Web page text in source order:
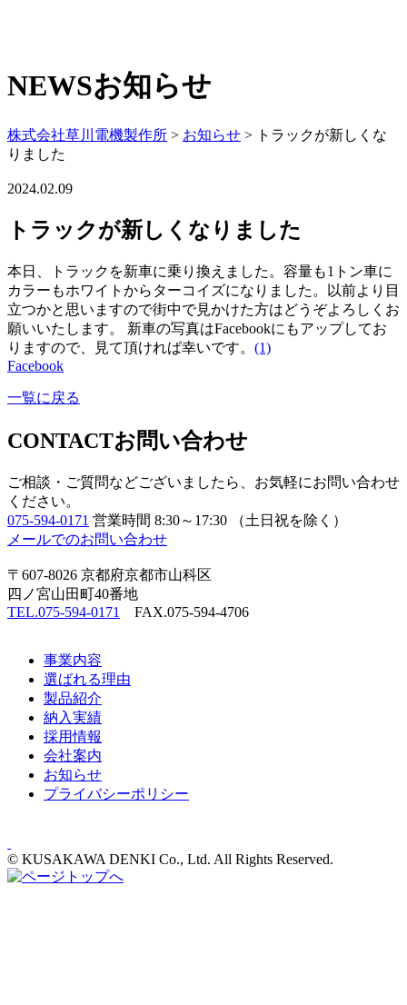
NEWSお知らせ
株式会社草川電機製作所 > お知らせ > トラックが新しくな
りました
2024.02.09
トラックが新しくなりました
本日、トラックを新車に乗り換えました。容量も1トン車に
カラーもホワイトからターコイズになりました。以前より目
立つかと思いますので街中で見かけた方はどうぞよろしくお
願いいたします。 新車の写真はFacebookにもアップしてお
りますので、見て頂ければ幸いです。 (1)
Facebook
一覧に戻る
CONTACTお問い合わせ
ご相談・ご質問などございましたら、お気軽にお問い合わせ
ください。
075-594-0171 営業時間 8:30～17:30 （土日祝を除く）
メールでのお問い合わせ
〒607-8026 京都府京都市山科区
四ノ宮山田町40番地
TEL.075-594-0171
FAX.075-594-4706
事業内容
選ばれる理由
製品紹介
納入実績
採用情報
会社案内
お知らせ
プライバシーポリシー
© KUSAKAWA DENKI Co., Ltd. All Rights Reserved.